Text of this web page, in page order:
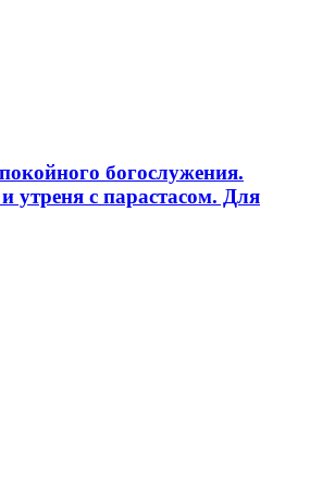
богослужения.
утреня с парастасом. Для